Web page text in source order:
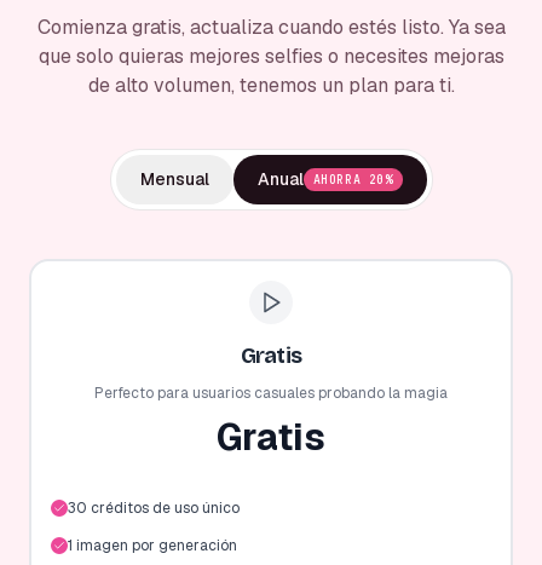
Comienza gratis, actualiza cuando estés listo. Ya sea
que solo quieras mejores selfies o necesites mejoras
de alto volumen, tenemos un plan para ti.
Mensual Anual AHORRA 20%
Gratis
Perfecto para usuarios casuales probando la magia
Gratis
30 créditos de uso único
1 imagen por generación